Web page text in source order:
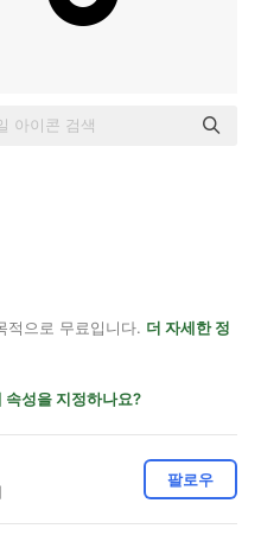
적으로 무료입니다. 더 자세한 정
속성을 지정하나요?
팔로우